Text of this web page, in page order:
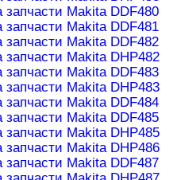
Makita DDF480
Makita DDF481
Makita DDF482
Makita DHP482
Makita DDF483
Makita DHP483
Makita DDF484
Makita DDF485
Makita DHP485
Makita DHP486
Makita DDF487